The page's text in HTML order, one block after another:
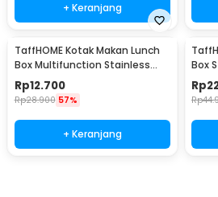
+ Keranjang
TaffHOME Kotak Makan Lunch
Box Multifunction Stainless
Steel 304 550ml - AC-21
Rp12.700
Rp28.900 57%
+ Keranjang
Box
-
Rp
Rp